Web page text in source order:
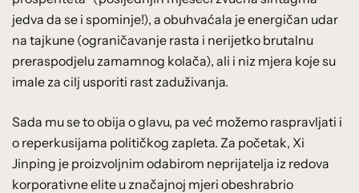
jedva da se i spominje!), a obuhvaćala je energičan udar
na tajkune (ograničavanje rasta i nerijetko brutalnu
preraspodjelu zamamnog kolača), ali i niz mjera koje su
imale za cilj usporiti rast zaduživanja.
Sada mu se to obija o glavu, pa već možemo raspravljati i
o reperkusijama političkog zapleta. Za početak, Xi
Jinping je proizvoljnim odabirom neprijatelja iz redova
korporativne elite u značajnoj mjeri obeshrabrio